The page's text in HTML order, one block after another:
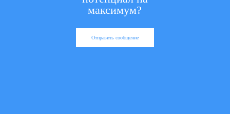
максимум?
Отправить сообщение